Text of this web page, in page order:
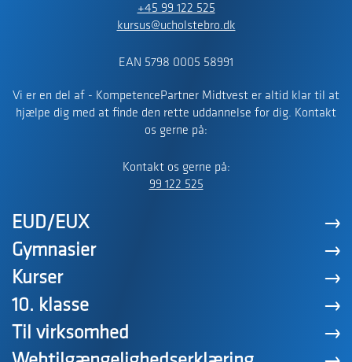
+45 99 122 525
kursus@ucholstebro.dk
EAN 5798 0005 58991
Vi er en del af - KompetencePartner Midtvest er altid klar til at
hjælpe dig med at finde den rette uddannelse for dig. Kontakt
os gerne på:
Kontakt os gerne på:
99 122 525
EUD/EUX
Gymnasier
Kurser
10. klasse
Til virksomhed